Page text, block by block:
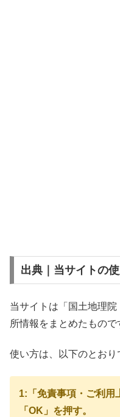
出典｜当サイトの
当サイトは「国土地理
所情報をまとめたもので
使い方は、以下のとおり
1:「免責事項・ご利用
「OK」を押す。